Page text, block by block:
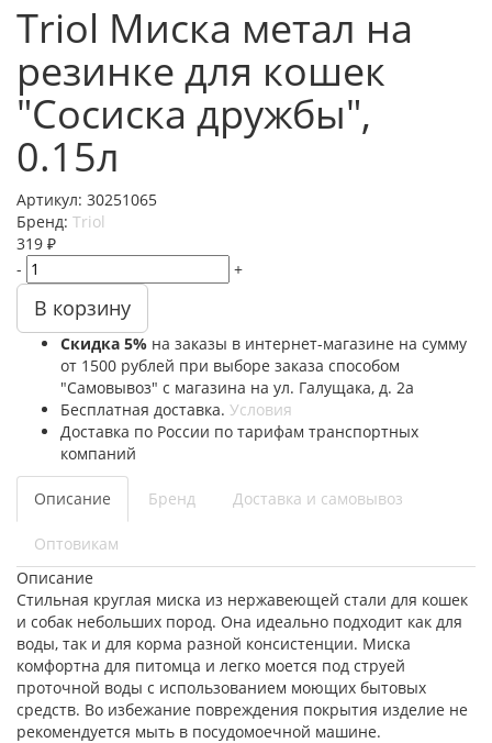
Triol Миска метал на
резинке для кошек
"Сосиска дружбы",
0.15л
Артикул: 30251065
Бренд: Triol
319 ₽
-
+
В корзину
Скидка 5% на заказы в интернет-магазине на сумму
от 1500 рублей при выборе заказа способом
"Самовывоз" с магазина на ул. Галущака, д. 2а
Бесплатная доставка. Условия
Доставка по России по тарифам транспортных
компаний
Описание Бренд Доставка и самовывоз
Оптовикам
Описание
Стильная круглая миска из нержавеющей стали для кошек
и собак небольших пород. Она идеально подходит как для
воды, так и для корма разной консистенции. Миска
комфортна для питомца и легко моется под струей
проточной воды с использованием моющих бытовых
средств. Во избежание повреждения покрытия изделие не
рекомендуется мыть в посудомоечной машине.